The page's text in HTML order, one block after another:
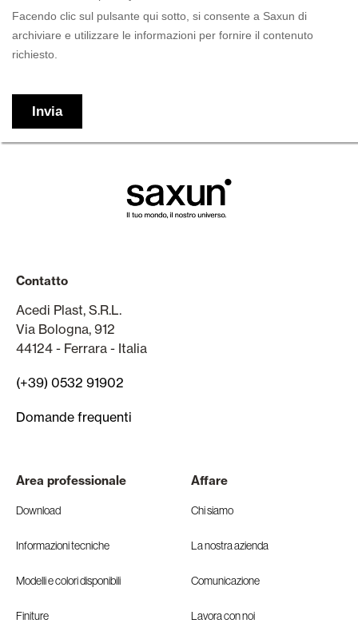
Contatto
Acedi Plast, S.R.L.
Via Bologna, 912
44124 - Ferrara - Italia
(+39) 0532 91902
Domande frequenti
Area professionale
Download
Informazioni tecniche
Modelli e colori disponibili
Finiture
Affare
Chi siamo
La nostra azienda
Comunicazione
Lavora con noi